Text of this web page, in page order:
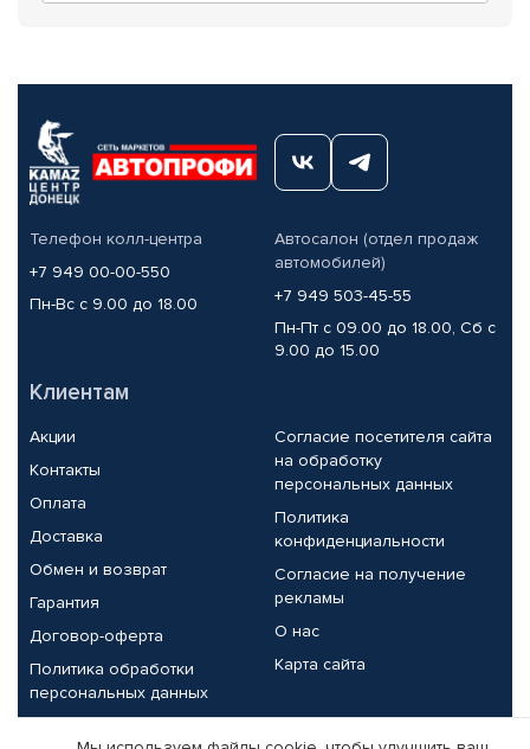
Телефон колл-центра
+7 949 00-00-550
Пн-Вс с 9.00 до 18.00
Автосалон (отдел продаж
автомобилей)
+7 949 503-45-55
Пн-Пт с 09.00 до 18.00, Сб с
9.00 до 15.00
Клиентам
Акции
Контакты
Оплата
Доставка
Обмен и возврат
Гарантия
Договор-оферта
Политика обработки
персональных данных
Согласие посетителя сайта
на обработку
персональных данных
Политика
конфиденциальности
Согласие на получение
рекламы
О нас
Карта сайта